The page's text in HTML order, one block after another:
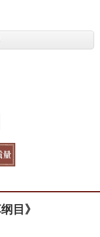
目》